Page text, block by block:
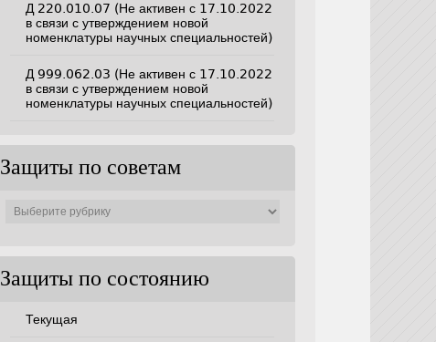
Д 220.010.07 (Не активен с 17.10.2022
в связи с утверждением новой
номенклатуры научных специальностей)
Д 999.062.03 (Не активен с 17.10.2022
в связи с утверждением новой
номенклатуры научных специальностей)
Защиты по советам
Защиты по состоянию
Текущая